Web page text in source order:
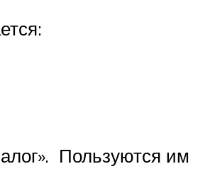
Пользуются им